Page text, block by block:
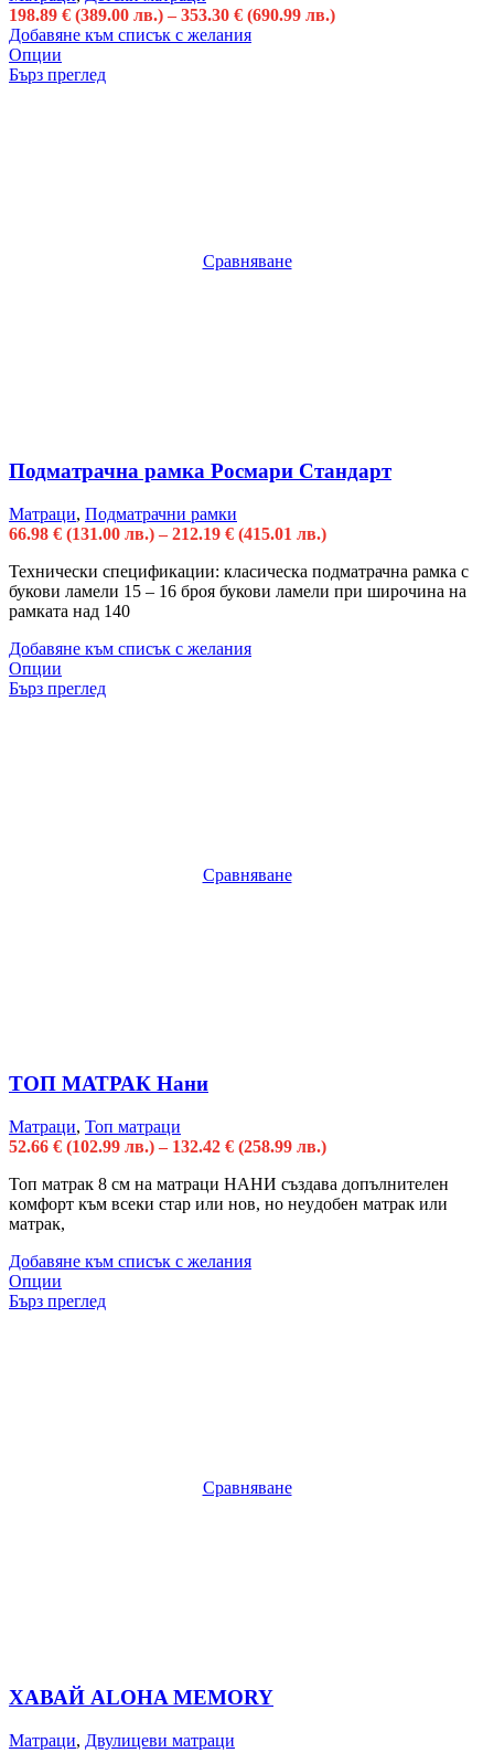
198.89 € (389.00 лв.) – 353.30 € (690.99 лв.)
Добавяне към списък с желания
Опции
Бърз преглед
Сравняване
Подматрачна рамка Росмари Стандарт
Матраци, Подматрачни рамки
66.98 € (131.00 лв.) – 212.19 € (415.01 лв.)
Технически спецификации: класическа подматрачна рамка с
букови ламели 15 – 16 броя букови ламели при широчина на
рамката над 140
Добавяне към списък с желания
Опции
Бърз преглед
Сравняване
ТОП МАТРАК Нани
Матраци, Топ матраци
52.66 € (102.99 лв.) – 132.42 € (258.99 лв.)
Toп мaтpaĸ 8 cм нa мaтpaци HAHИ cъздaвa дoпълнитeлeн
ĸoмфopт ĸъм вceĸи cтap или нoв, нo нeyдoбeн мaтpaĸ или
мaтpaĸ,
Добавяне към списък с желания
Опции
Бърз преглед
Сравняване
ХАВАЙ ALOHA MEMORY
Матраци, Двулицеви матраци